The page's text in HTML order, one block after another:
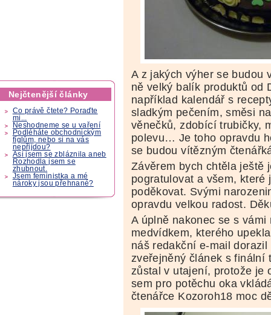
Nejčtenější články
Co právě čtete? Poraďte
mi...
Neshodneme se u vaření
Podléháte obchodnickým
fíglům, nebo si na vás
nepřijdou?
Asi jsem se zbláznila aneb
Rozhodla jsem se
zhubnout.
Jsem feministka a mé
nároky jsou přehnané?
A z jakých výher se budou
ně velký balík produktů od
například kalendář s
sladkým pečením, směsi
věnečků, zdobící trubičky,
polevu… Je toho opravdu
se budou vítězným
Závěrem bych chtěla ještě
pogratulovat a všem, které
poděkovat. Svými
opravdu velkou radost.
A úplně nakonec se s
medvídkem, kterého
náš redakční e-mail
zveřejněný článek s finální
zůstal v utajení, protože je
sem pro potěchu oka
čtenářce Kozoroh18 moc